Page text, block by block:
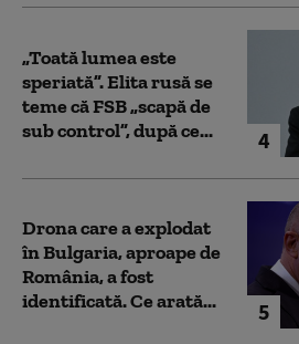
4
„Toată lumea este
speriată”. Elita rusă se
teme că FSB „scapă de
sub control”, după ce...
5
Drona care a explodat
în Bulgaria, aproape de
România, a fost
identificată. Ce arată...